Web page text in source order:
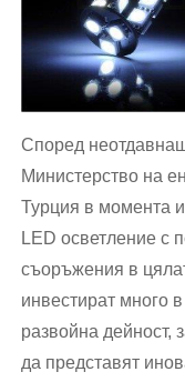
Според
Министерство на
Турция в момента
LED осветление с
съоръжения в
инвестират много
развойна дейност,
да представят